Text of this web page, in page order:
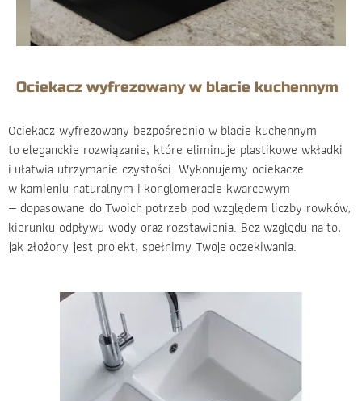
Ociekacz wyfrezowany w blacie kuchennym
Ociekacz wyfrezowany bezpośrednio w blacie kuchennym
to eleganckie rozwiązanie, które eliminuje plastikowe wkładki
i ułatwia utrzymanie czystości. Wykonujemy ociekacze
w kamieniu naturalnym i konglomeracie kwarcowym
— dopasowane do Twoich potrzeb pod względem liczby rowków,
kierunku odpływu wody oraz rozstawienia. Bez względu na to,
jak złożony jest projekt, spełnimy Twoje oczekiwania.